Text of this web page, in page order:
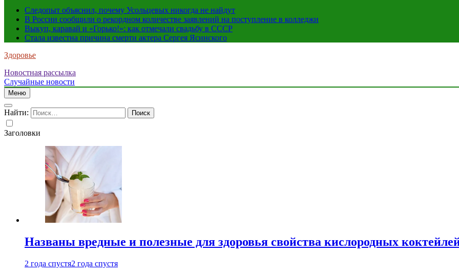
Следопыт объяснил, почему Усольцевых никогда не найдут
В России сообщили о рекордном количестве заявлений на поступление в колледжи
Выкуп, каравай и «Горько!»: как отмечали свадьбу в СССР
Стала известна причина смерти актера Сергея Ясинского
Здоровье
Новостная рассылка
Случайные новости
Меню
Найти:
Заголовки
Названы вредные и полезные для здоровья свойства кислородных
2 года спустя2 года спустя